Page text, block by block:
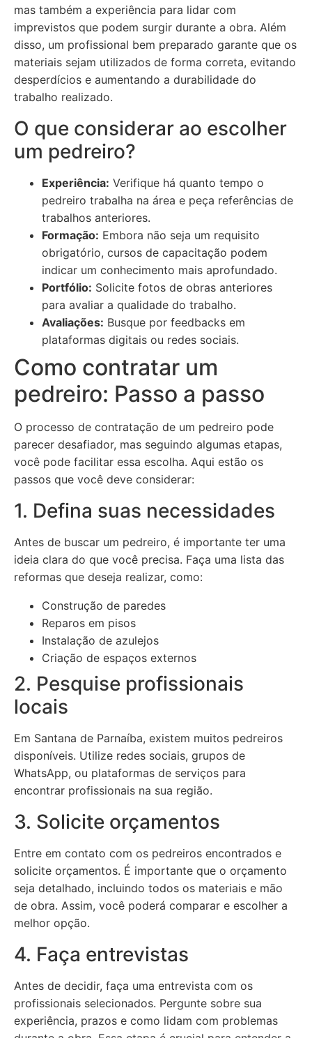
mas também a experiência para lidar com
imprevistos que podem surgir durante a obra. Além
disso, um profissional bem preparado garante que os
materiais sejam utilizados de forma correta, evitando
desperdícios e aumentando a durabilidade do
trabalho realizado.
O que considerar ao escolher
um pedreiro?
Experiência: Verifique há quanto tempo o
pedreiro trabalha na área e peça referências de
trabalhos anteriores.
Formação: Embora não seja um requisito
obrigatório, cursos de capacitação podem
indicar um conhecimento mais aprofundado.
Portfólio: Solicite fotos de obras anteriores
para avaliar a qualidade do trabalho.
Avaliações: Busque por feedbacks em
plataformas digitais ou redes sociais.
Como contratar um
pedreiro: Passo a passo
O processo de contratação de um pedreiro pode
parecer desafiador, mas seguindo algumas etapas,
você pode facilitar essa escolha. Aqui estão os
passos que você deve considerar:
1. Defina suas necessidades
Antes de buscar um pedreiro, é importante ter uma
ideia clara do que você precisa. Faça uma lista das
reformas que deseja realizar, como:
Construção de paredes
Reparos em pisos
Instalação de azulejos
Criação de espaços externos
2. Pesquise profissionais
locais
Em Santana de Parnaíba, existem muitos pedreiros
disponíveis. Utilize redes sociais, grupos de
WhatsApp, ou plataformas de serviços para
encontrar profissionais na sua região.
3. Solicite orçamentos
Entre em contato com os pedreiros encontrados e
solicite orçamentos. É importante que o orçamento
seja detalhado, incluindo todos os materiais e mão
de obra. Assim, você poderá comparar e escolher a
melhor opção.
4. Faça entrevistas
Antes de decidir, faça uma entrevista com os
profissionais selecionados. Pergunte sobre sua
experiência, prazos e como lidam com problemas